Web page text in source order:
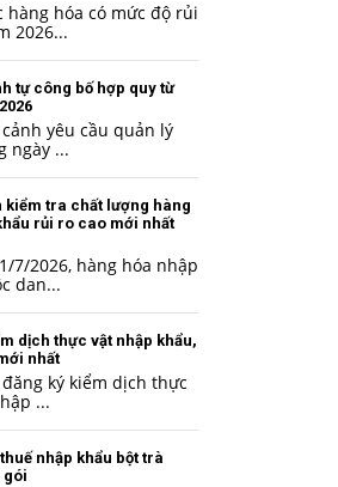
hàng hóa có mức độ rủi
2026...
tự công bố hợp quy từ
yêu cầu quản lý
ngày ...
kiểm tra chất lượng hàng
rủi ro cao mới nhất
7/2026, hàng hóa nhập
dan...
dịch thực vật nhập khẩu,
nhất
ký kiểm dịch thực
...
nhập khẩu bột trà
gói